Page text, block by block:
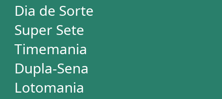
Mega-Sena
Lotofácil
Quina
+Milionária
Dia de Sorte
Super Sete